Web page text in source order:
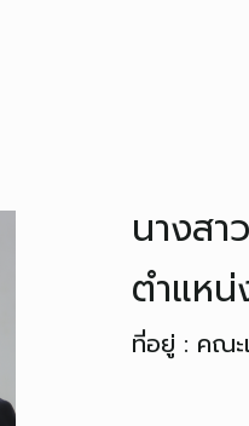
นางส
ตำแหน่
ที่อยู่ : คณะ